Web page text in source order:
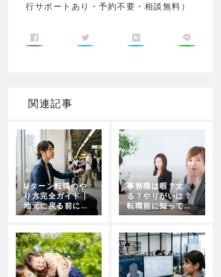
行サポートあり・予約不要・相談無料）
関連記事
Uターン転職のや
り方完全ガイド｜
地元に戻る前にや
っておきたい準
望動機まで徹底解
説
事務職は暇？太
る？やりがいは？
転職前に知ってお
きたいリアルな本
最新】